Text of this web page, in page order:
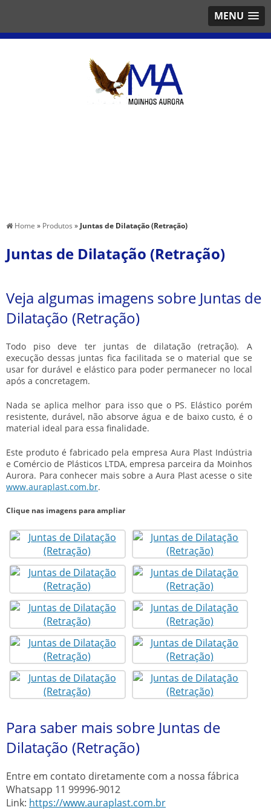
MENU
Home » Produtos » Juntas de Dilatação (Retração)
Juntas de Dilatação (Retração)
Veja algumas imagens sobre Juntas de
Dilatação (Retração)
Todo piso deve ter juntas de dilatação (retração). A
execução dessas juntas fica facilitada se o material que se
usar for durável e elástico para poder permanecer no local
após a concretagem.
Nada se aplica melhor para isso que o PS. Elástico porém
resistente, durável, não absorve água e de baixo custo, é o
material ideal para essa finalidade.
Este produto é fabricado pela empresa Aura Plast Indústria
e Comércio de Plásticos LTDA, empresa parceira da Moinhos
Aurora. Para conhecer mais sobre a Aura Plast acesse o site
www.auraplast.com.br.
Clique nas imagens para ampliar
Para saber mais sobre Juntas de
Dilatação (Retração)
Entre em contato diretamente com a nossa fábrica
Whatsapp 11 99996-9012
Link: https://www.auraplast.com.br